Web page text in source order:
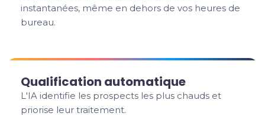
instantanées, même en dehors de vos heures de
bureau.
Qualification automatique
L'IA identifie les prospects les plus chauds et
priorise leur traitement.